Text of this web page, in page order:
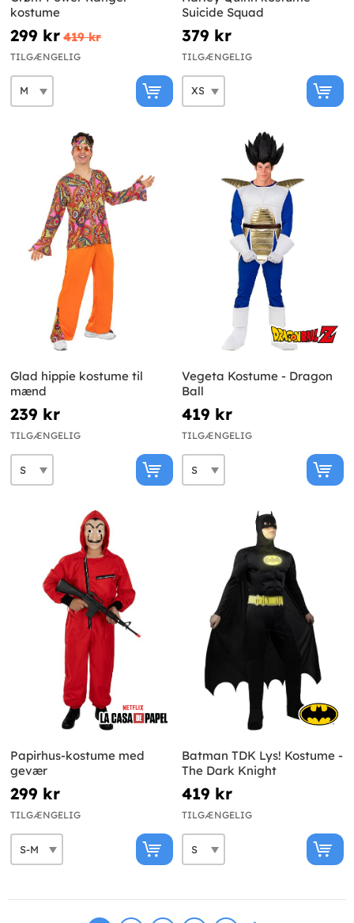
kostume
299 kr 419 kr
TILGÆNGELIG
Suicide Squad
379 kr
TILGÆNGELIG
Glad hippie kostume til
mænd
239 kr
TILGÆNGELIG
Vegeta Kostume - Dragon
Ball
419 kr
TILGÆNGELIG
Papirhus-kostume med
gevær
299 kr
TILGÆNGELIG
Batman TDK Lys! Kostume -
The Dark Knight
419 kr
TILGÆNGELIG